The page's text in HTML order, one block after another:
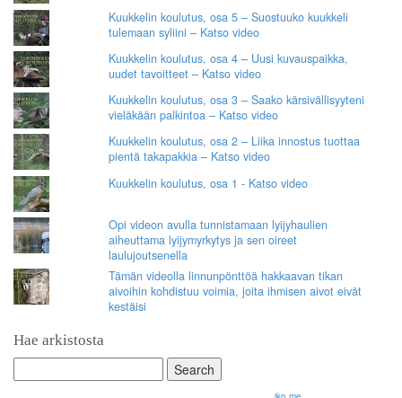
Kuukkelin koulutus, osa 5 – Suostuuko kuukkeli
tulemaan syliini – Katso video
Kuukkelin koulutus, osa 4 – Uusi kuvauspaikka,
uudet tavoitteet – Katso video
Kuukkelin koulutus, osa 3 – Saako kärsivällisyyteni
vieläkään palkintoa – Katso video
Kuukkelin koulutus, osa 2 – Liika innostus tuottaa
pientä takapakkia – Katso video
Kuukkelin koulutus, osa 1 - Katso video
Opi videon avulla tunnistamaan lyijyhaulien
aiheuttama lyijymyrkytys ja sen oireet
laulujoutsenella
Tämän videolla linnunpönttöä hakkaavan tikan
aivoihin kohdistuu voimia, joita ihmisen aivot eivät
kestäisi
Hae arkistosta
for: